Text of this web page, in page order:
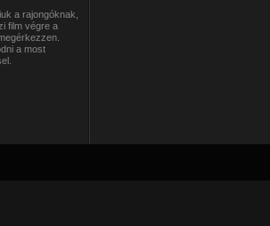
a rajongóknak,
film végre a
a most